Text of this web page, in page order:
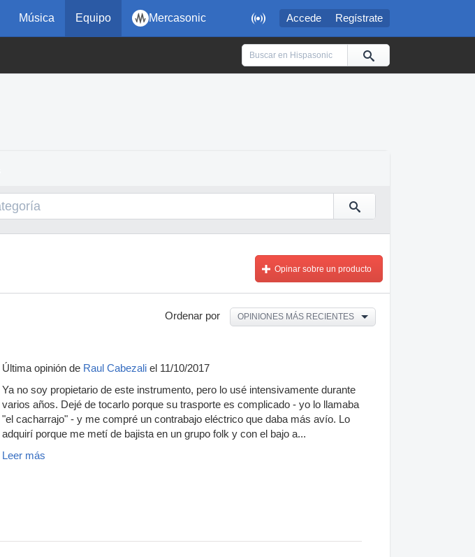
 Accede Regístrate
Música Equipo Mercasonic
Opinar sobre un producto
Ordenar por OPINIONES MÁS RECIENTES
Última opinión de Raul Cabezali el 11/10/2017
Ya no soy propietario de este instrumento, pero lo usé intensivamente durante
varios años. Dejé de tocarlo porque su trasporte es complicado - yo lo llamaba
"el cacharrajo" - y me compré un contrabajo eléctrico que daba más avío. Lo
adquirí porque me metí de bajista en un grupo folk y con el bajo a...
Leer más